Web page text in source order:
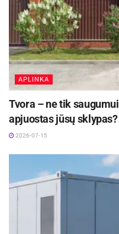
informaciją,
užduodamus
VMI interneto
www.vmi.lt/cms/
APLINKA
Tvora – ne tik
apjuostas jūsų sklypas?
2026-07-15